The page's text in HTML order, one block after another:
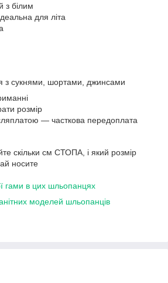
з білим
для літа
з сукнями, шортами, джинсами
розмір
— часткова передоплата
скільки см СТОПА, і який розмір
носите
гами в цих шльопанцях
моделей шльопанців